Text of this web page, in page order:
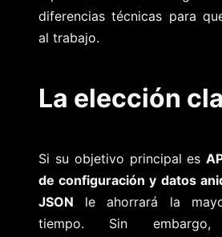
diferencias técnicas para
al trabajo.
La elección
Si su objetivo principal es
de configuración y datos
JSON le ahorrará la
tiempo. Sin